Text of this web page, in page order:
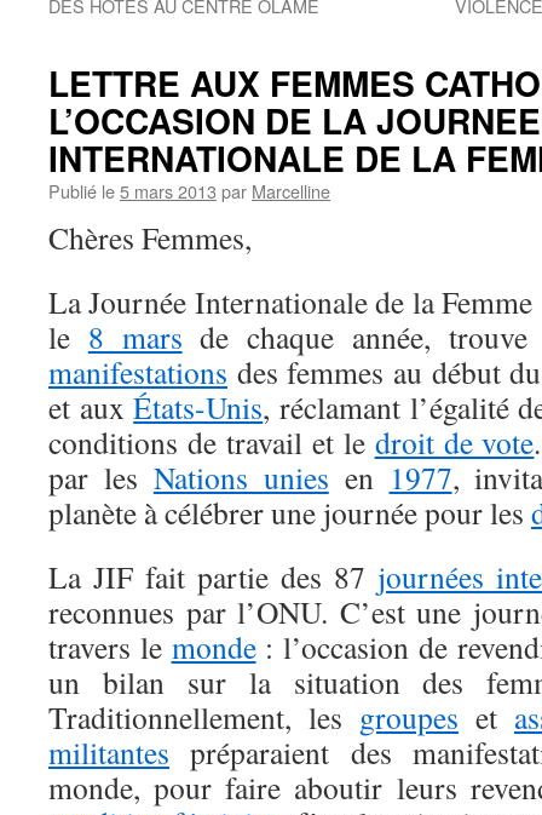
DES HOTES AU CENTRE OLAME
LETTRE AUX FEMMES
L’OCCASION DE LA JOURNEE
INTERNATIONALE DE LA
Publié le5 mars 2013 par Marcelline
Chères Femmes,
La Journée Internationale de la
le 8 mars de chaque année,
manifestations des femmes au début
et auxÉtats-Unis, réclamant l’égalité
conditions de travail et le droit de vote
par les Nations unies en 1977,
planète à célébrer une journée pour les
La JIF fait partie des 87 journées
reconnues par l’ONU. C’est une
travers le monde: l’occasion de
un bilan sur la situation des
Traditionnellement, les groupes et
militantes préparaient des
monde, pour faire aboutir leurs